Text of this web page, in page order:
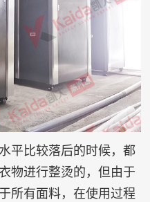
平比较落后的时候，都
物进行整烫的，但由于
所有面料，在使用过程